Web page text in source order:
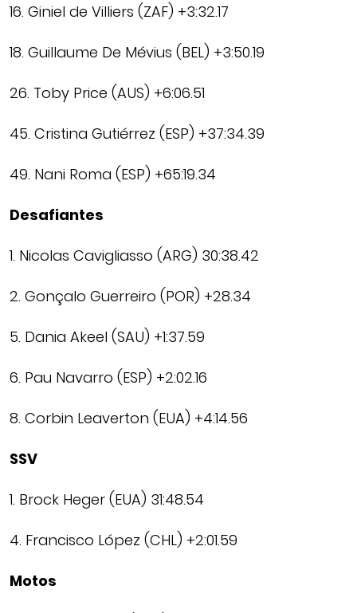
16. Giniel de Villiers (ZAF) +3:32.17
18. Guillaume De Mévius (BEL) +3:50.19
26. Toby Price (AUS) +6:06.51
45. Cristina Gutiérrez (ESP) +37:34.39
49. Nani Roma (ESP) +65:19.34
Desafiantes
1. Nicolas Cavigliasso (ARG) 30:38.42
2. Gonçalo Guerreiro (POR) +28.34
5. Dania Akeel (SAU) +1:37.59
6. Pau Navarro (ESP) +2:02.16
8. Corbin Leaverton (EUA) +4:14.56
SSV
1. Brock Heger (EUA) 31:48.54
4. Francisco López (CHL) +2:01.59
Motos